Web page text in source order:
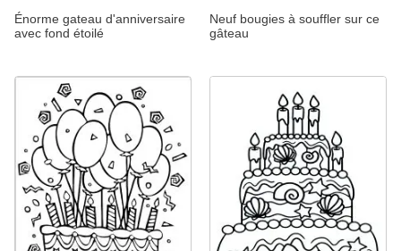
Énorme gateau d'anniversaire
avec fond étoilé
Neuf bougies à souffler sur ce
gâteau